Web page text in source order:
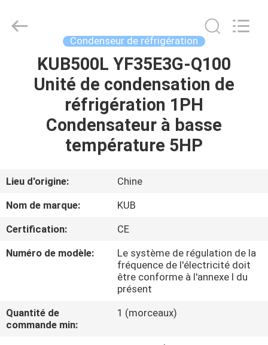
MAISON
PRODUITS
AU
DE
NOUS
D'USINE
Condenseur de réfrigération
KUB500L YF35E3G-Q100
Unité de condensation de
réfrigération 1PH
Condensateur à basse
température 5HP
Lieu d'origine:
Chine
Nom de marque:
KUB
Certification:
CE
Numéro de modèle:
Le système de régulation de la
fréquence de l'électricité doit
être conforme à l'annexe I du
présent
Quantité de
commande min:
1 (morceaux)